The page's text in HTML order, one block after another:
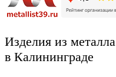
Изделия из металла
в Калининграде